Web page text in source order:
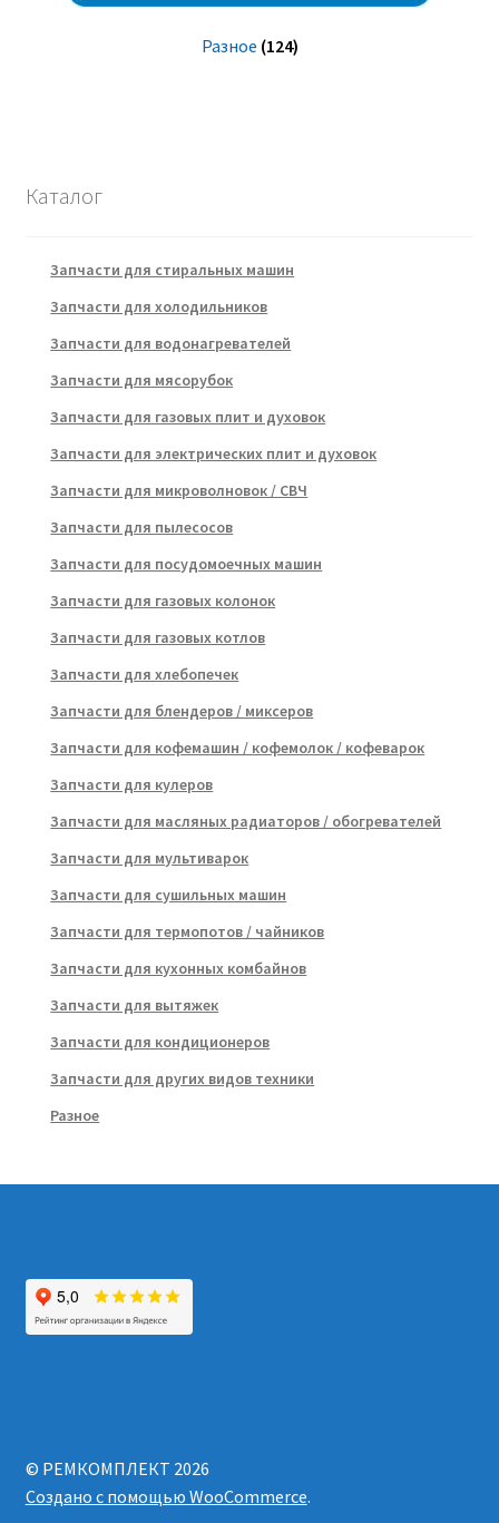
Разное (124)
Каталог
Запчасти для стиральных машин
Запчасти для холодильников
Запчасти для водонагревателей
Запчасти для мясорубок
Запчасти для газовых плит и духовок
Запчасти для электрических плит и духовок
Запчасти для микроволновок / СВЧ
Запчасти для пылесосов
Запчасти для посудомоечных машин
Запчасти для газовых колонок
Запчасти для газовых котлов
Запчасти для хлебопечек
Запчасти для блендеров / миксеров
Запчасти для кофемашин / кофемолок / кофеварок
Запчасти для кулеров
Запчасти для масляных радиаторов / обогревателей
Запчасти для мультиварок
Запчасти для сушильных машин
Запчасти для термопотов / чайников
Запчасти для кухонных комбайнов
Запчасти для вытяжек
Запчасти для кондиционеров
Запчасти для других видов техники
Разное
© РЕМКОМПЛЕКТ 2026
Создано с помощью WooCommerce.